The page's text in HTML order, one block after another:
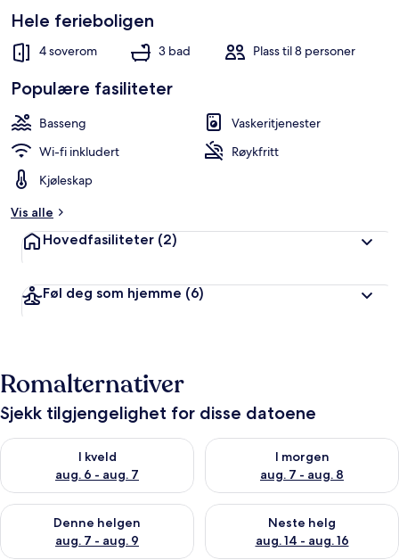
the
beach
and
Calabash
Cove
Resort
Villa
by
RedAwning
Hele ferieboligen
4 soverom 3 bad Plass til 8 personer
Populære fasiliteter
Basseng
Vaskeritjenester
Wi-fi inkludert
Røykfritt
Kjøleskap
Vis alle
Hovedfasiliteter (2)
Føl deg som hjemme (6)
Romalternativer
Sjekk tilgjengelighet for disse datoene
I kveld
aug. 6 - aug. 7
Sjekk tilgjengelighet for i kveld, aug. 6 - aug. 7
I morgen
aug. 7 - aug. 8
Sjekk tilgjengelighet for i
Denne helgen
aug. 7 - aug. 9
Sjekk tilgjengelighet for denne helgen, aug. 7 - aug. 9
Neste helg
aug. 14 - aug. 16
Sjekk tilgjengelighet for neste